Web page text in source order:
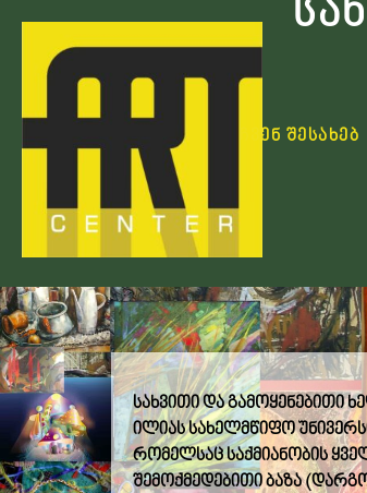
ჩვენ შესახებ
სახვითიდაგამოყენებითი
ილიასსახელმწიფო
რომელსაცსაქმიანობის
შემოქმედებითიბაზა(